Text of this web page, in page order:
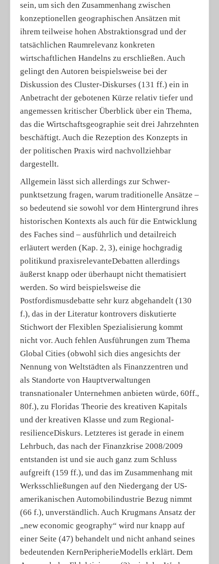
sein, um sich den Zusammenhang zwischen
konzeptionellen geographischen Ansätzen mit
ihrem teilweise hohen Abstraktionsgrad und der
tatsächlichen Raumrelevanz konkreten
wirtschaftlichen Handelns zu erschließen. Auch
gelingt den Autoren beispielsweise bei der
Diskussion des Cluster-Diskurses (131 ff.) ein in
Anbetracht der gebotenen Kürze relativ tiefer und
angemessen kritischer Überblick über ein Thema,
das die Wirtschaftsgeographie seit drei Jahrzehnten
beschäftigt. Auch die Rezeption des Konzepts in
der politischen Praxis wird nachvollziehbar
dargestellt.
Allgemein lässt sich allerdings zur Schwer­
punktsetzung fragen, warum traditionelle Ansätze –
so bedeutend sie sowohl vor dem Hintergrund ihres
historischen Kontexts als auch für die Entwicklung
des Faches sind – ausführlich und detailreich
erläutert werden (Kap. 2, 3), einige hochgradig
politik­und praxisrelevanteDebatten allerdings
äußerst knapp oder überhaupt nicht thematisiert
werden. So wird beispielsweise die
Postfordismusdebatte sehr kurz abgehandelt (130
f.), das in der Literatur kontrovers diskutierte
Stichwort der Flexiblen Spezialisierung kommt
nicht vor. Auch fehlen Ausführungen zum Thema
Global Cities (obwohl sich dies angesichts der
Nennung von Weltstädten als Finanzzentren und
als Standorte von Hauptverwaltungen
transnationaler Unternehmen anbieten würde, 60ff.,
80f.), zu Floridas Theorie des kreativen Kapitals
und der kreativen Klasse und zum Regional­
resilience­Diskurs. Letzteres ist gerade in einem
Lehrbuch, das nach der Finanzkrise 2008/2009
entstanden ist und sie auch ganz zum Schluss
aufgreift (159 ff.), und das im Zusammenhang mit
Werksschließungen auf den Niedergang der US-
amerikanischen Automobilindustrie Bezug nimmt
(66 f.), unverständlich. Auch Krugmans Ansatz der
„new economic geography“ wird nur knapp auf
einer Seite (47) behandelt und nicht anhand seines
bedeutenden Kern­Peripherie­Modells erklärt. Dem